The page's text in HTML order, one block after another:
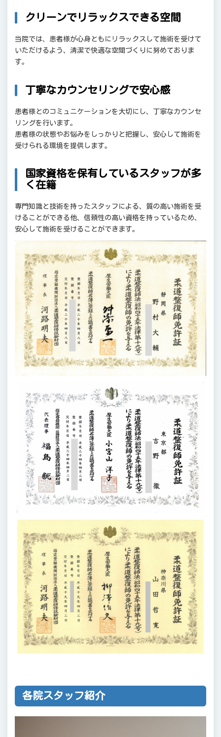
クリーンでリラックスできる空間
当院では、患者様が心身ともにリラックスして施術を受けて
いただけるよう、清潔で快適な空間づくりに努めておりま
す。
丁寧なカウンセリングで安心感
患者様とのコミュニケーションを大切にし、丁寧なカウンセ
リングを行います。
患者様の状態やお悩みをしっかりと把握し、安心して施術を
受けられる環境を提供します。
国家資格を保有しているスタッフが多
く在籍
専門知識と技術を持ったスタッフによる、質の高い施術を受
けることができる他、信頼性の高い資格を持っているため、
安心して施術を受けることができます。
各院スタッフ紹介